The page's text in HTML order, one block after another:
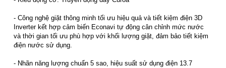
- Công nghệ giặt thông minh tối ưu hiệu quả và tiết kiệm điện 3D
Inverter kết hợp cảm biến Econavi tự động cân chỉnh mức nước
và thời gian tối ưu phù hợp với khối lượng giặt, đảm bảo tiết kiệm
điện nước sử dụng.
- Nhãn năng lượng chuẩn 5 sao, hiệu suất sử dụng điện 13.7